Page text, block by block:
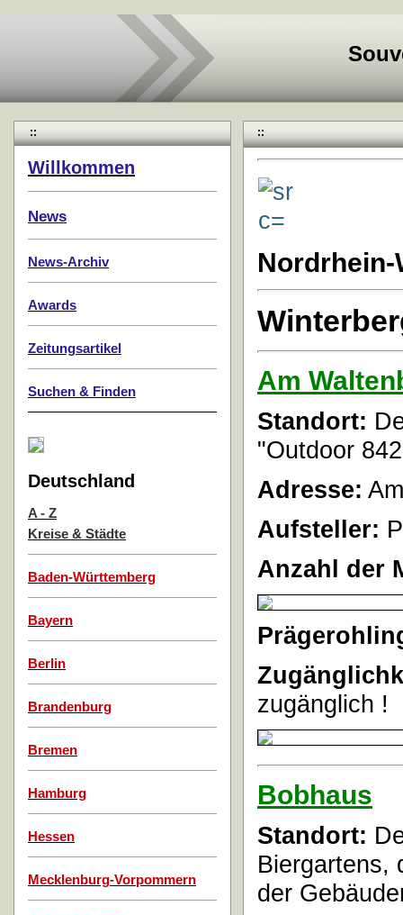
::
Willkommen
News
News-Archiv
Awards
Zeitungsartikel
Suchen & Finden
Deutschland
A - Z
Kreise & Städte
Baden-Württemberg
Bayern
Berlin
Brandenburg
Bremen
Hamburg
Hessen
Mecklenburg-Vorpommern
::
Nordrhein-
Am
Standort:
"Outdoor
Adresse:
Aufsteller:
Anzahl der
zugänglich !
Bobhaus
Standort:
Biergartens,
der